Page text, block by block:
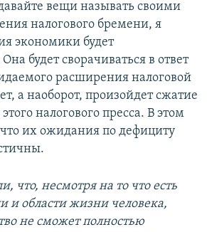
вещи называть своими
налогового бремени, я
экономики будет
будет сворачиваться в ответ
расширения налоговой
а наоборот, произойдет сжатие
налогового пресса. В этом
их ожидания по дефициту
что, несмотря на то что есть
и области жизни человека,
не сможет полностью